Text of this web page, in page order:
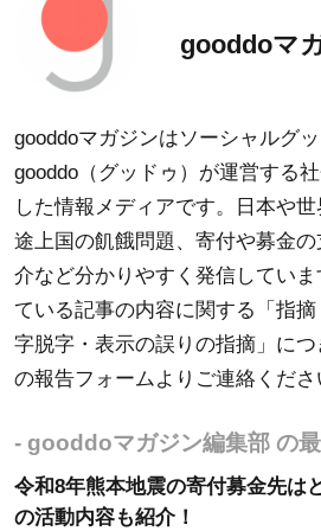
gooddoマ
gooddoマガジンはソーシャルグ
gooddo（グッドゥ）が運営する
した情報メディアです。日本や
途上国の飢餓問題、寄付や募金
介など分かりやすく発信してい
ている記事の内容に関する「指
字脱字・表示の誤りの指摘」につ
の報告フォームよりご連絡くださ
- gooddoマガジン編集部 の
令和8年熊本地震の寄付募金先は
の活動内容も紹介！